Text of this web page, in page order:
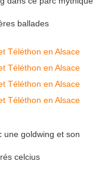
ballades
une goldwing et son
celcius